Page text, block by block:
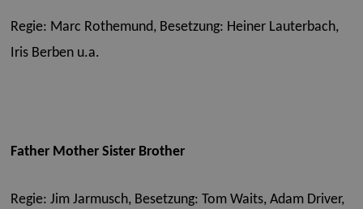
Regie: Marc Rothemund, Besetzung: Heiner Lauterbach,
Iris Berben u.a.
Father Mother Sister Brother
Regie: Jim Jarmusch, Besetzung: Tom Waits, Adam Driver,